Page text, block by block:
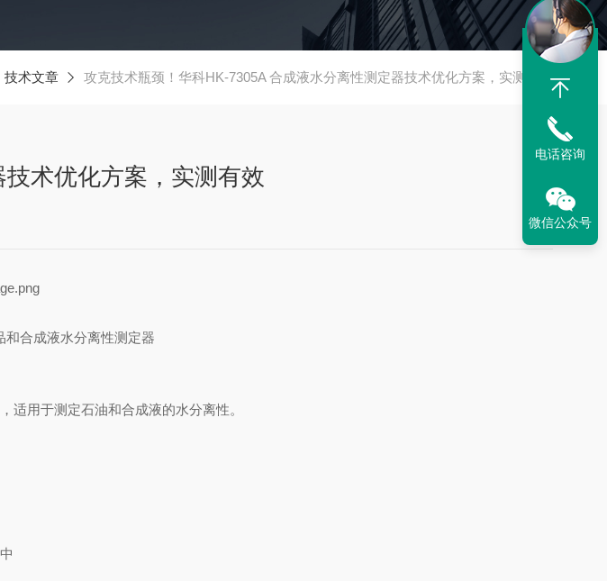
技术文章 攻克技术瓶颈！华科HK-7305A 合成液水分离性测定器技术优化方案，实测有效
术优化方案，实测有效
和合成液水分离性测定器
适用于测定石油和合成液的水分离性。
电话咨询
微信公众号